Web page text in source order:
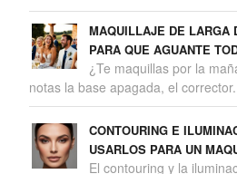
MAQUILLAJE DE LARGA
PARA QUE AGUANTE
¿Te maquillas por la
notas la base apagada, el
CONTOURING E
USARLOS PARA UN
El contouring y la